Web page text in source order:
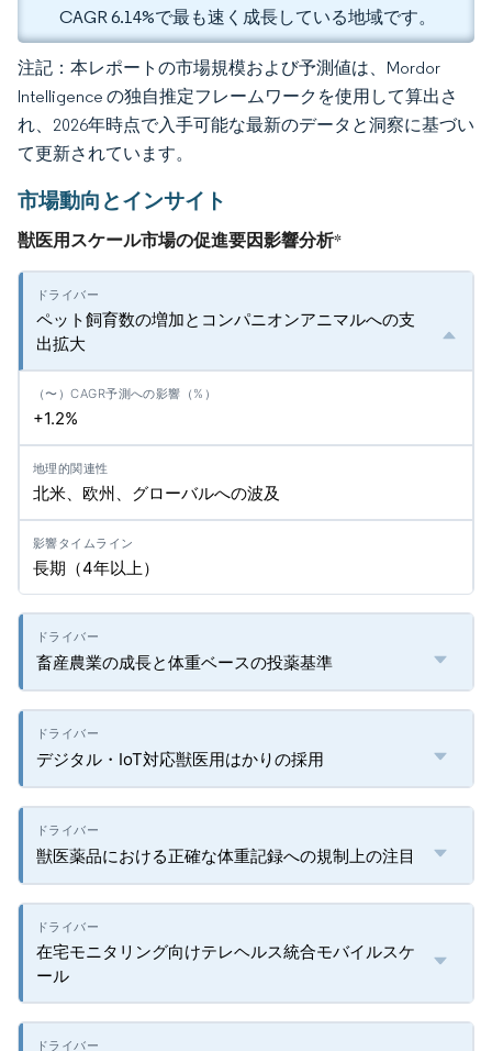
CAGR 6.14%で最も速く成長している地域です。
注記：本レポートの市場規模および予測値は、Mordor
Intelligence の独自推定フレームワークを使用して算出さ
れ、2026年時点で入手可能な最新のデータと洞察に基づい
て更新されています。
市場動向とインサイト
獣医用スケール市場の促進要因影響分析*
ペット飼育数の増加とコンパニオンアニマルへの支
出拡大
+1.2%
北米、欧州、グローバルへの波及
長期（4年以上）
畜産農業の成長と体重ベースの投薬基準
デジタル・IoT対応獣医用はかりの採用
獣医薬品における正確な体重記録への規制上の注目
在宅モニタリング向けテレヘルス統合モバイルスケ
ール